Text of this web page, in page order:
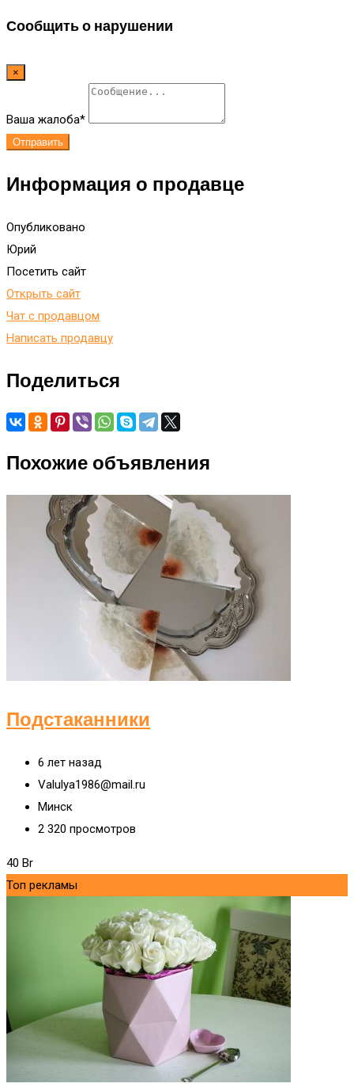
Сообщить о нарушении
×
Ваша жалоба*
Отправить
Информация о продавце
Опубликовано
Юрий
Посетить сайт
Открыть сайт
Чат с продавцом
Написать продавцу
Поделиться
Похожие объявления
Подстаканники
6 лет назад
Valulya1986@mail.ru
Минск
2 320 просмотров
40 Br
Топ рекламы